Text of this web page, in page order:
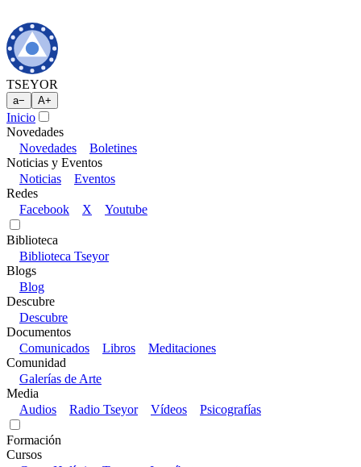
TSEYOR
a− A+
Inicio
Novedades
Novedades
Boletines
Noticias y Eventos
Noticias
Eventos
Redes
Facebook
X Youtube
Biblioteca
Biblioteca Tseyor
Blogs
Blog
Descubre
Descubre
Documentos
Comunicados
Libros
Meditaciones
Comunidad
Galerías de Arte
Media
Audios
Radio Tseyor Vídeos Psicografías
Formación
Cursos